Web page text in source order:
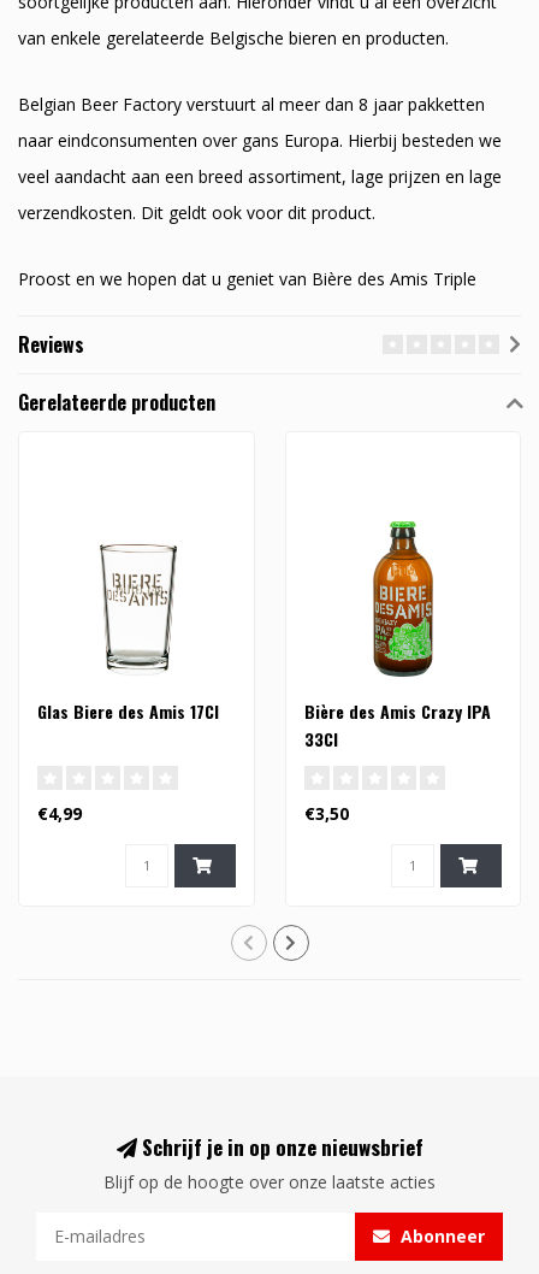
van enkele gerelateerde Belgische bieren en producten.
Belgian Beer Factory verstuurt al meer dan 8 jaar pakketten
naar eindconsumenten over gans Europa. Hierbij besteden we
veel aandacht aan een breed assortiment, lage prijzen en lage
verzendkosten. Dit geldt ook voor dit product.
Proost en we hopen dat u geniet van Bière des Amis Triple
Reviews
Gerelateerde producten
Glas Biere des Amis 17Cl
€4,99
Bière des Amis Crazy IPA
33Cl
€3,50
Schrijf je in op onze nieuwsbrief
Blijf op de hoogte over onze laatste acties
Abonneer